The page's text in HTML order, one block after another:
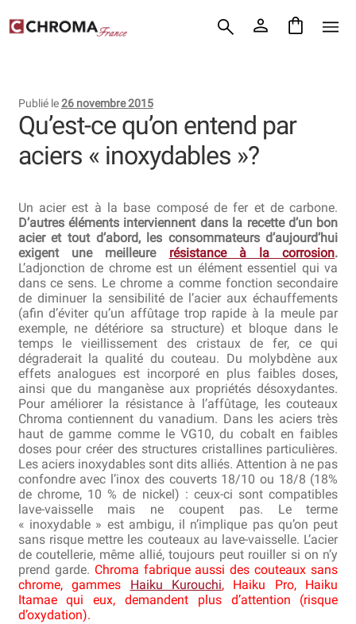
Aller
Aller
Chroma France
Commande
Conditions Générales de Vente
Demande de devis
Expédition le jour même
Frais de port
Hall of Fame
Bocuse d’Or
Ma sélection
Mentions légales
Mon Compte
Partenaires
Plan du site
Politique de confidentialité
Publié le26 novembre 2015
Qu’est-ce qu’on entend par
aciers « inoxydables »?
Un acier est à la base composé de fer et de carbone.
D’autres éléments interviennent dans la recette d’un bon
acier et tout d’abord, les consommateurs d’aujourd’hui
exigent une meilleure résistance à la corrosion.
L’adjonction de chrome est un élément essentiel qui va
dans ce sens. Le chrome a comme fonction secondaire
de diminuer la sensibilité de l’acier aux échauffements
(afin d’éviter qu’un affûtage trop rapide à la meule par
exemple, ne détériore sa structure) et bloque dans le
temps le vieillissement des cristaux de fer, ce qui
dégraderait la qualité du couteau. Du molybdène aux
effets analogues est incorporé en plus faibles doses,
ainsi que du manganèse aux propriétés désoxydantes.
Pour améliorer la résistance à l’affûtage, les couteaux
Chroma contiennent du vanadium. Dans les aciers très
haut de gamme comme le VG10, du cobalt en faibles
doses pour créer des structures cristallines particulières.
Les aciers inoxydables sont dits alliés. Attention à ne pas
confondre avec l’inox des couverts 18/10 ou 18/8 (18%
de chrome, 10 % de nickel) : ceux-ci sont compatibles
lave-vaisselle mais ne coupent pas. Le terme
« inoxydable » est ambigu, il n’implique pas qu’on peut
sans risque mettre les couteaux au lave-vaisselle. L’acier
de coutellerie, même allié, toujours peut rouiller si on n’y
prend garde. Chroma fabrique aussi des couteaux sans
chrome, gammes Haiku Kurouchi, Haiku Pro, Haiku
Itamae qui eux, demandent plus d’attention (risque
d’oxydation).